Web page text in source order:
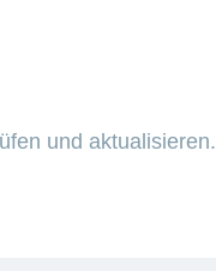
und aktualisieren.